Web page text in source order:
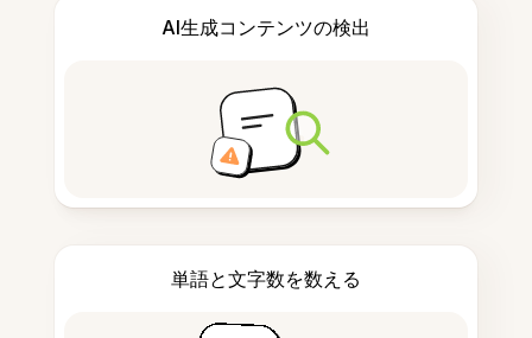
AI生成コンテンツの検出
単語と文字数を数える